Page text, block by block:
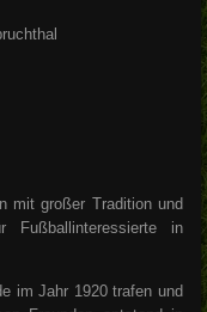
mit großer Tradition und
in
im Jahr 1920 trafen und